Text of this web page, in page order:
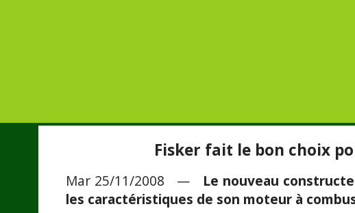
Fisker fait le bon choix
Mar 25/11/2008 — Le nouveau
les caractéristiques de son moteur à